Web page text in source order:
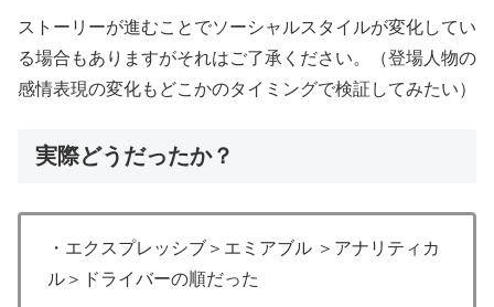
ストーリーが進むことでソーシャルスタイルが変化してい
る場合もありますがそれはご了承ください。（登場人物の
感情表現の変化もどこかのタイミングで検証してみたい）
実際どうだったか？
・エクスプレッシブ＞エミアブル ＞アナリティカ
ル＞ドライバーの順だった